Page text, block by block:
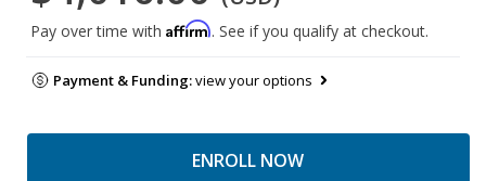
Pay over time with Affirm. See if you qualify at checkout.
Payment & Funding:view your options
ENROLL NOW